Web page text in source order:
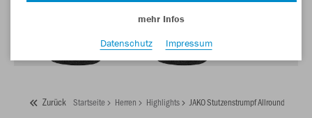
Zurück Startseite Herren Highlights JAKO Stutzenstrumpf Allround
mehr Infos
Datenschutz
Impressum